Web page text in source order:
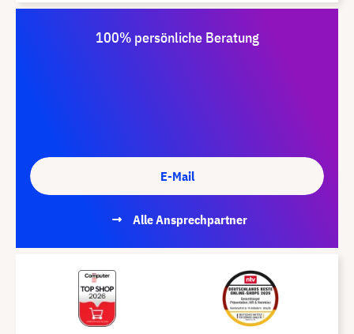
100% persönliche Beratung
E-Mail
Alle Ansprechpartner